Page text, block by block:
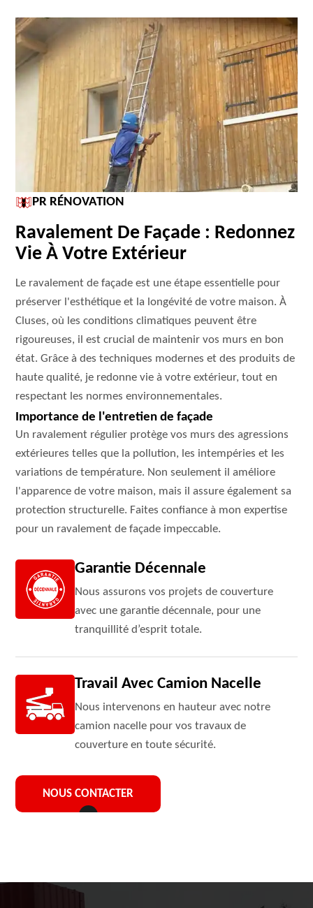
PR RÉNOVATION
Ravalement De Façade : Redonnez
Vie À Votre Extérieur
Le ravalement de façade est une étape essentielle pour
préserver l'esthétique et la longévité de votre maison. À
Cluses, où les conditions climatiques peuvent être
rigoureuses, il est crucial de maintenir vos murs en bon
état. Grâce à des techniques modernes et des produits de
haute qualité, je redonne vie à votre extérieur, tout en
respectant les normes environnementales.
Importance de l'entretien de façade
Un ravalement régulier protège vos murs des agressions
extérieures telles que la pollution, les intempéries et les
variations de température. Non seulement il améliore
l'apparence de votre maison, mais il assure également sa
protection structurelle. Faites confiance à mon expertise
pour un ravalement de façade impeccable.
Garantie Décennale
Nous assurons vos projets de couverture
avec une garantie décennale, pour une
tranquillité d’esprit totale.
Travail Avec Camion Nacelle
Nous intervenons en hauteur avec notre
camion nacelle pour vos travaux de
couverture en toute sécurité.
NOUS CONTACTER